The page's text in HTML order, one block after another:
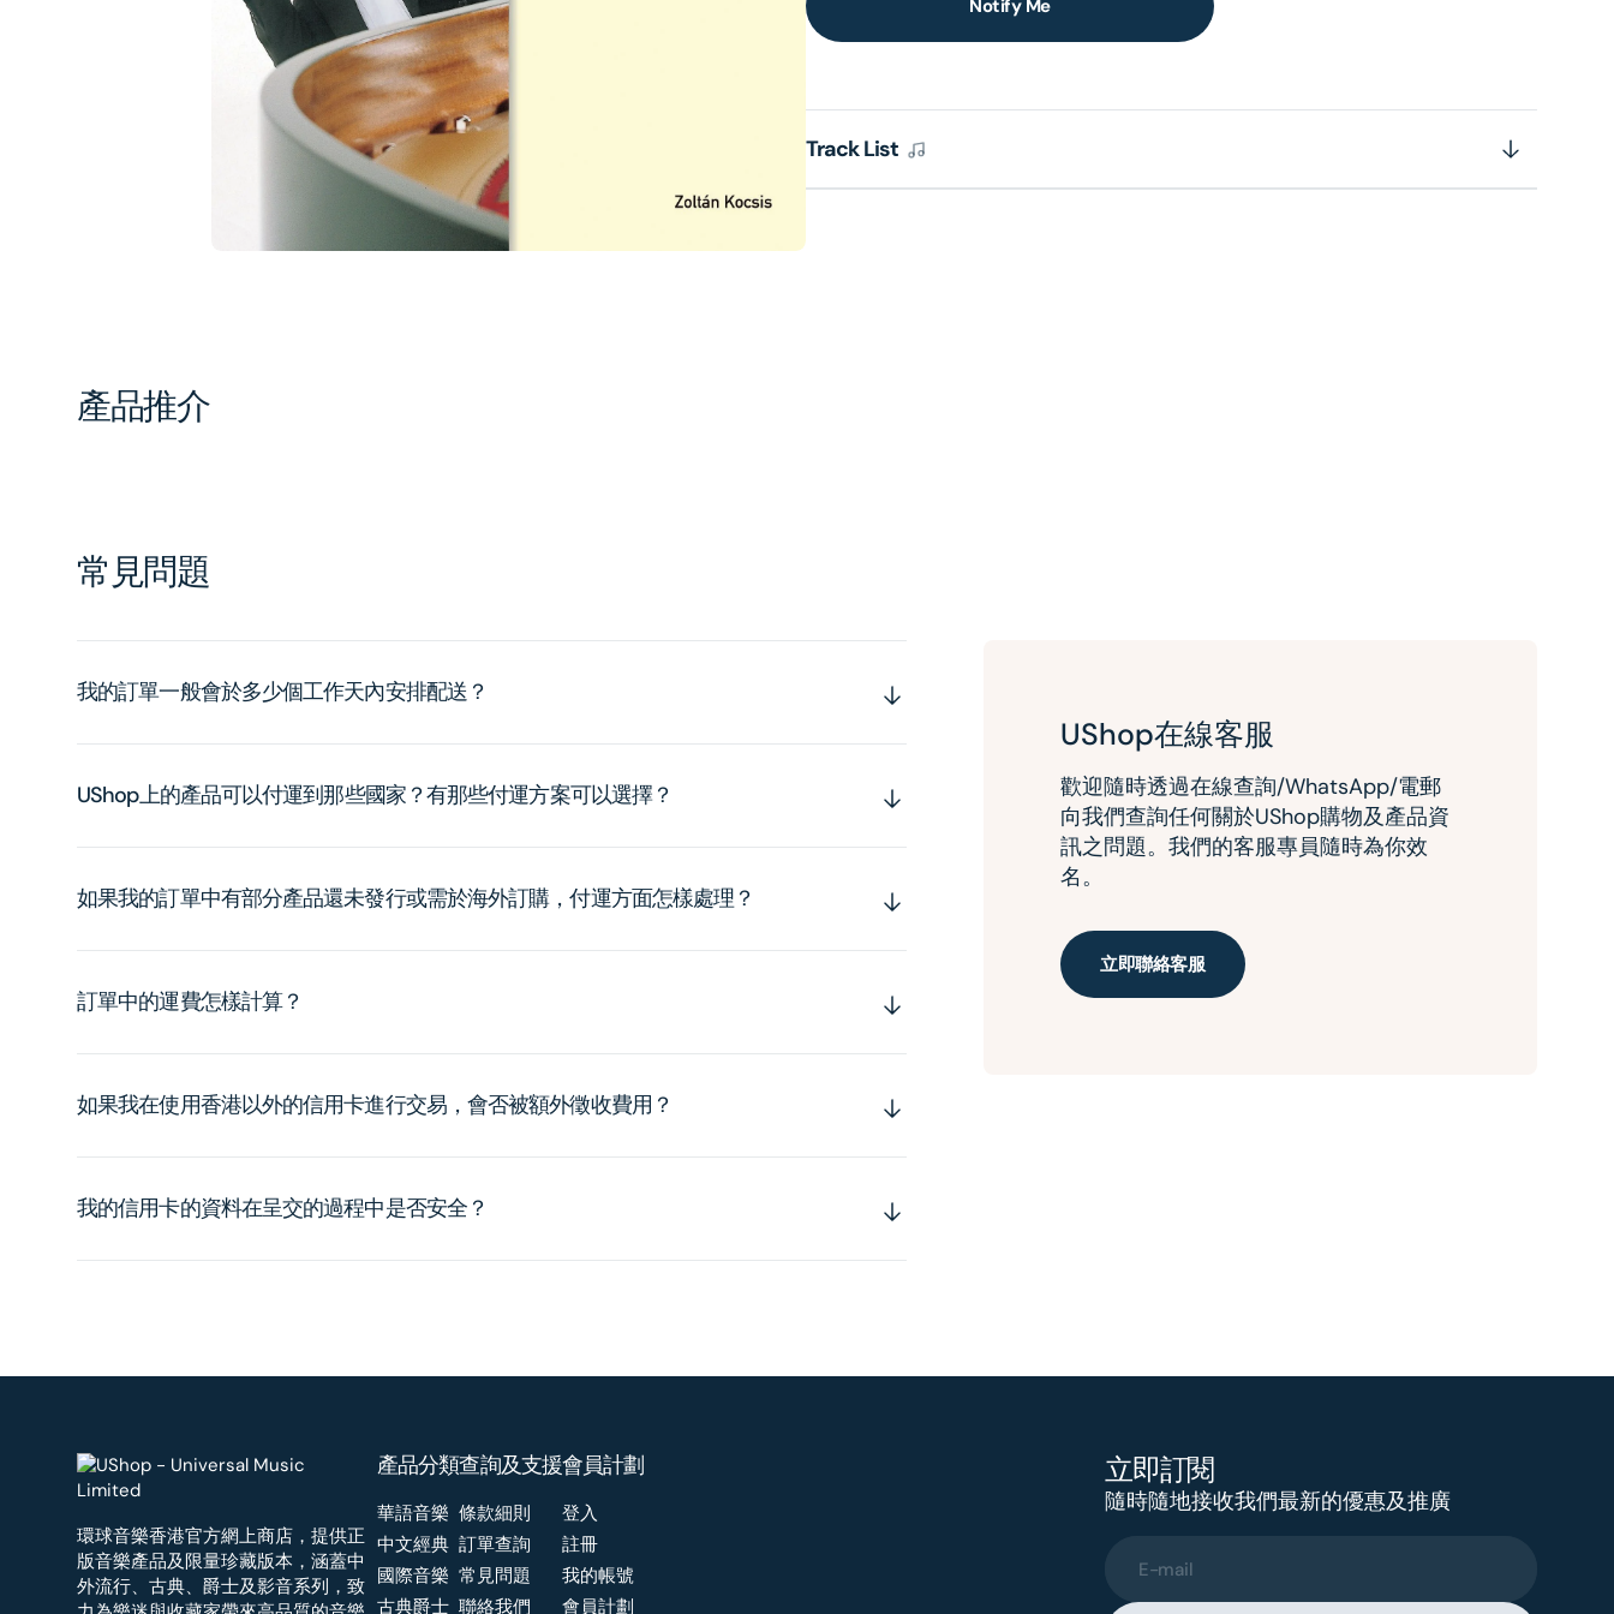
Notify Me
Track List
1
in
gallery
view
產品推介
常見問題
我的訂單一般會於多少個工作天內安排配送？
UShop上的產品可以付運到那些國家？有那些付運方案可以選擇？
如果我的訂單中有部分產品還未發行或需於海外訂購，付運方面怎樣處理？
訂單中的運費怎樣計算？
如果我在使用香港以外的信用卡進行交易，會否被額外徵收費用？
我的信用卡的資料在呈交的過程中是否安全？
UShop在線客服
歡迎隨時透過在線查詢/WhatsApp/電郵
向我們查詢任何關於UShop購物及產品資
訊之問題。我們的客服專員隨時為你效
名。
立即聯絡客服
環球音樂香港官方網上商店，提供正
版音樂產品及限量珍藏版本，涵蓋中
外流行、古典、爵士及影音系列，致
產品分類
華語音樂
中文經典
國際音樂
古典爵士
查詢及支援
條款細則
訂單查詢
常見問題
聯絡我們
會員計劃
登入
註冊
我的帳號
會員計劃
立即訂閱
隨時隨地接收我們最新的優惠及推廣
E-mail